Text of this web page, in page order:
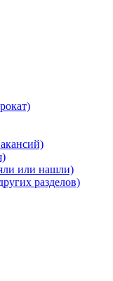
или нашли)
разделов)